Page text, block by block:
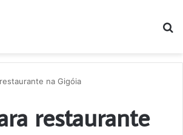
na Gigóia
restaurante